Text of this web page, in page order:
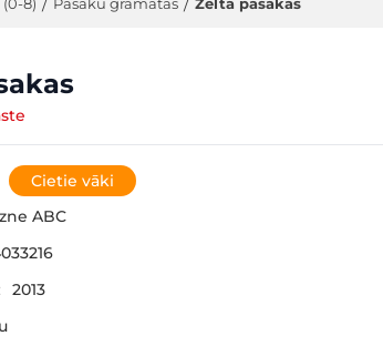
/ /
Cietie vāki
ABC
2013